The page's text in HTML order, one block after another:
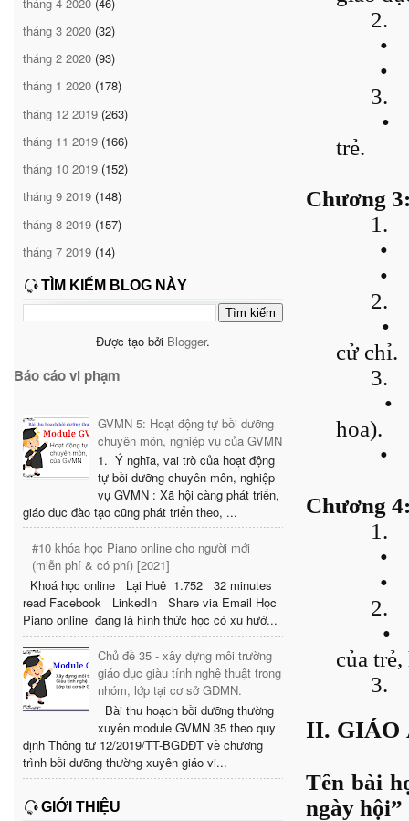
tháng 3 2020 (32)
tháng 2 2020 (93)
tháng 1 2020 (178)
tháng 12 2019 (263)
tháng 11 2019 (166)
tháng 10 2019 (152)
tháng 9 2019 (148)
tháng 8 2019 (157)
tháng 7 2019 (14)
TÌM KIẾM BLOG NÀY
Được tạo bởi Blogger.
Báo cáo vi phạm
GVMN 5: Hoạt động tự bồi dưỡng
chuyên môn, nghiệp vụ của GVMN
1. Ý nghĩa, vai trò của hoạt động
tự bồi dưỡng chuyên môn, nghiệp
vụ GVMN : Xã hội càng phát triển,
giáo dục đào tạo cũng phát triển theo, ...
#10 khóa học Piano online cho người mới
(miễn phí & có phí) [2021]
Khoá học online Lại Huê 1.752 32 minutes
read Facebook LinkedIn Share via Email Học
Piano online đang là hình thức học có xu hướ...
Chủ đề 35 - xây dựng môi trường
giáo dục giàu tính nghệ thuật trong
nhóm, lớp tại cơ sở GDMN.
Bài thu hoạch bồi dưỡng thường
xuyên module GVMN 35 theo quy
định Thông tư 12/2019/TT-BGDĐT về chương
trình bồi dưỡng thường xuyên giáo vi...
GIỚI THIỆU
2.
•
•
3.
•
trẻ.
Chương
1.
•
•
2.
•
cử chỉ.
3.
•
hoa).
•
Chương
1.
•
•
2.
•
của
3.
II. GIÁO
Tên bài
ngày hội”